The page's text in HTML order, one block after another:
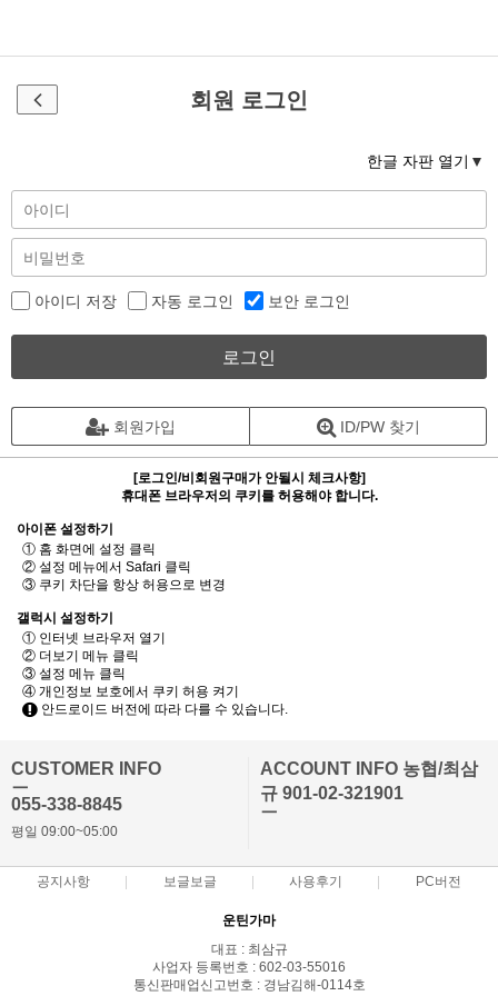
회원 로그인
한글 자판 열기
아이디 저장 자동 로그인 보안 로그인
로그인
회원가입 ID/PW 찾기
[로그인/비회원구매가 안될시 체크사항]
휴대폰 브라우저의 쿠키를 허용해야 합니다.
아이폰 설정하기
① 홈 화면에 설정 클릭
② 설정 메뉴에서 Safari 클릭
③ 쿠키 차단을 항상 허용으로 변경
갤럭시 설정하기
① 인터넷 브라우저 열기
② 더보기 메뉴 클릭
③ 설정 메뉴 클릭
④ 개인정보 보호에서 쿠키 허용 켜기
안드로이드 버전에 따라 다를 수 있습니다.
CUSTOMER INFO
ㅡ
055-338-8845
평일 09:00~05:00
ACCOUNT INFO 농협/최삼
규 901-02-321901
ㅡ
공지사항 보글보글 사용후기 PC버전
운틴가마
대표 : 최삼규
사업자 등록번호 : 602-03-55016
통신판매업신고번호 : 경남김해-0114호